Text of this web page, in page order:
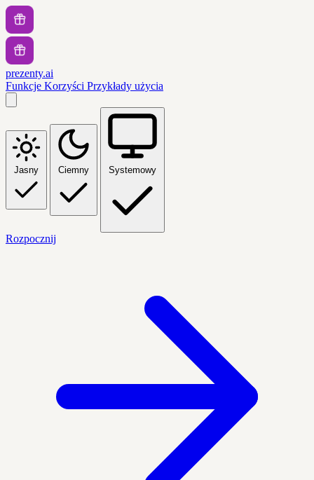
prezenty.ai
Funkcje Korzyści Przykłady użycia
Jasny Ciemny Systemowy
Rozpocznij